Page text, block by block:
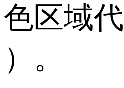
色区域
）。